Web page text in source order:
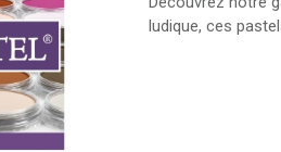
ludique, ces